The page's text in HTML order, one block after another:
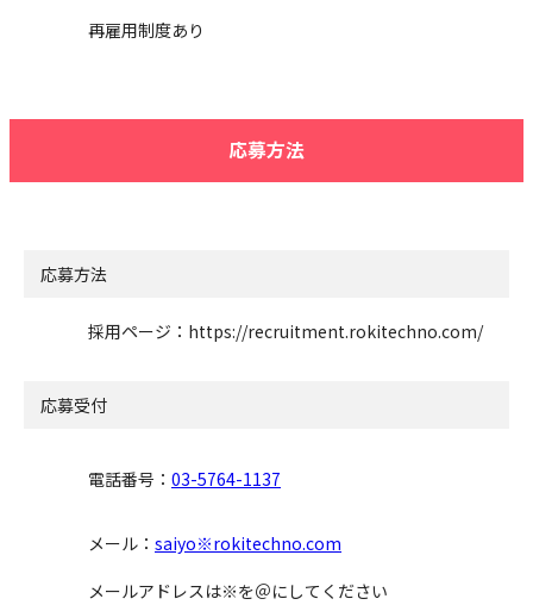
再雇用制度あり
応募方法
応募方法
採用ページ：https://recruitment.rokitechno.com/
応募受付
電話番号： 03-5764-1137
メール： saiyo※rokitechno.com
メールアドレスは※を＠にしてください